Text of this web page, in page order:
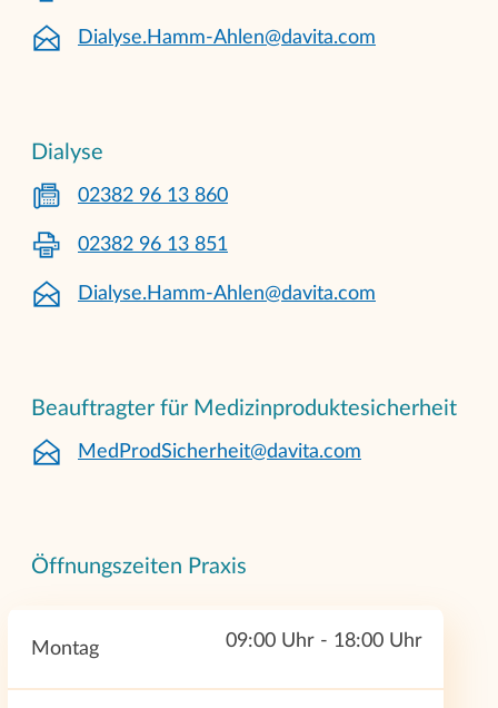
Öffnungszeiten Praxis
Montag 09:00 Uhr - 18:00 Uhr
Dialyse.Hamm-Ahlen@davita.com
Dialyse
02382 96 13 860
02382 96 13 851
Dialyse.Hamm-Ahlen@davita.com
Beauftragter für Medizinproduktesicherheit
MedProdSicherheit@davita.com